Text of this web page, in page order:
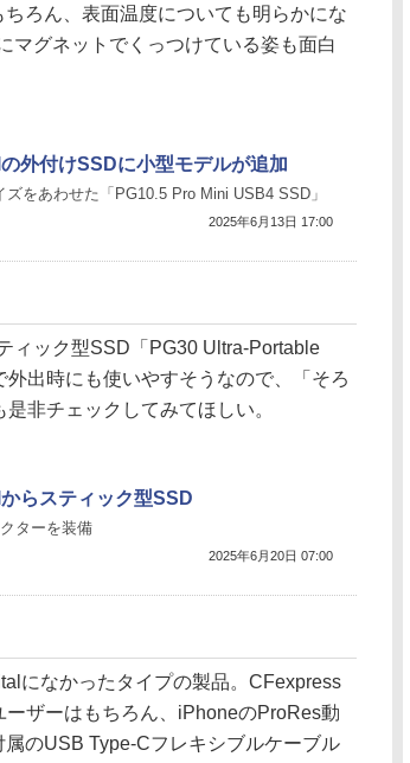
ろん、表面温度についても明らかにな
マグネットでくっつけている姿も面白
外付けSSDに小型モデルが追加
をあわせた「PG10.5 Pro Mini USB4 SSD」
2025年6月13日 17:00
ィック型SSD「PG30 Ultra-Portable
出時にも使いやすそうなので、「そろ
非チェックしてみてほしい。
らスティック型SSD
ターを装備
2025年6月20日 07:00
になかったタイプの製品。CFexpress
ザーはもちろん、iPhoneのProRes動
のUSB Type-Cフレキシブルケーブル